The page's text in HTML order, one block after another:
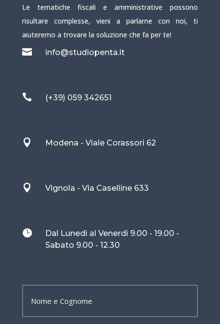
Le tematiche fiscali e amministrative possono
risultare complesse, vieni a parlarne con noi, ti
aiuteremo a trovare la soluzione che fa per te!
 info@studiopenta.it
 (+39) 059 342651
 Modena - Viale Corassori 62
 Vignola - Via Caselline 633

Dal Lunedì al Venerdì 9.00 - 19.00 -
Sabato 9.00 - 12.30